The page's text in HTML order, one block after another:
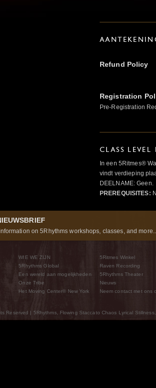
Refund Policy
Registration
Pre-Registration
CLASS LEVEL
In een 5Ritmes®
vindt verdieping
DEELNAME: Geen.
PREREQUISITES:
on 5Rhythms workshops, classes, and
WIE WE ZIJN
5Rhythms Global
Een wereld aan mogelijkheden
Onze Tribe
Het Moving Center® New York
5Ritmes Winkel
Raven Recording
5Rhythms Theater
Nieuws
Neem contact met ons
Reserved | 5Rhythms, Flowing Staccato Chaos Lyrical